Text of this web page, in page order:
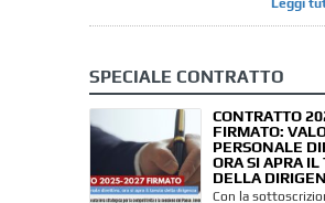
Leggi
SPECIALE CONTRATTO
CONTRATTO
FIRMATO:
PERSONALE
ORA SI APRA IL
DELLA
Con la